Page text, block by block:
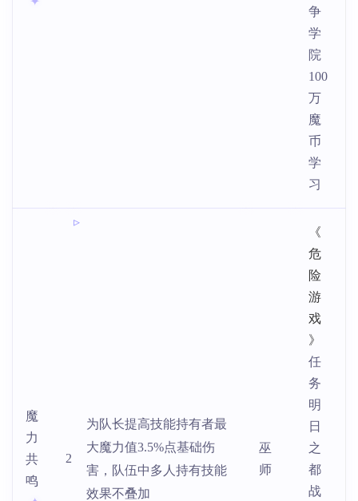
争
学
院
100
万
魔
币
学
习
魔
力
共
鸣
2
为队长提高技能持有者最
大魔力值3.5%点基础伤
害，队伍中多人持有技能
效果不叠加
巫
师
《
危
险
游
戏
》
任
务
明
日
之
都
战